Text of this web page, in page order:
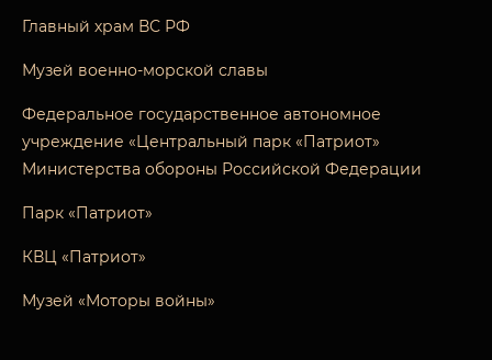
Главный храм ВС РФ
Музей военно-морской славы
Федеральное государственное автономное
учреждение «Центральный парк «Патриот»
Министерства обороны Российской Федерации
Парк «Патриот»
КВЦ «Патриот»
Музей «Моторы войны»